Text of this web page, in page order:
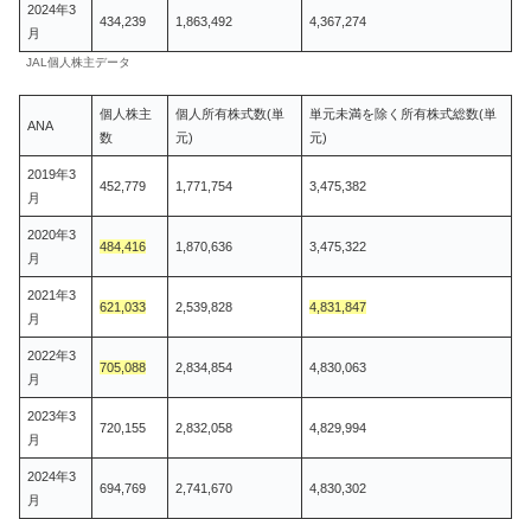
2024年3
月
434,239 1,863,492 4,367,274
JAL個人株主データ
ANA
個人株主
数
個人所有株式数(単
元)
単元未満を除く所有株式総数(単
元)
2019年3
月
452,779 1,771,754 3,475,382
2020年3
月
484,416 1,870,636 3,475,322
2021年3
月
621,033 2,539,828 4,831,847
2022年3
月
705,088 2,834,854 4,830,063
2023年3
月
720,155 2,832,058 4,829,994
2024年3
月
694,769 2,741,670 4,830,302